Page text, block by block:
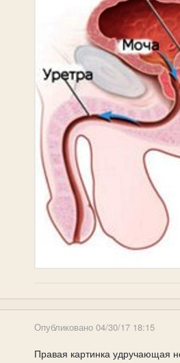
Опубликовано 04/30/17 18:15
Правая картинка удручающая